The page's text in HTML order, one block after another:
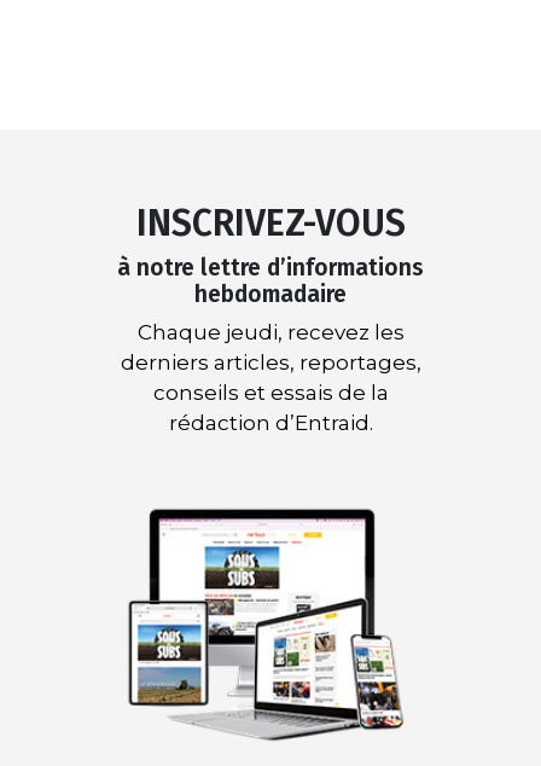
INSCRIVEZ-VOUS
à notre lettre d’informations
hebdomadaire
Chaque jeudi, recevez les
derniers articles, reportages,
conseils et essais de la
rédaction d’Entraid.